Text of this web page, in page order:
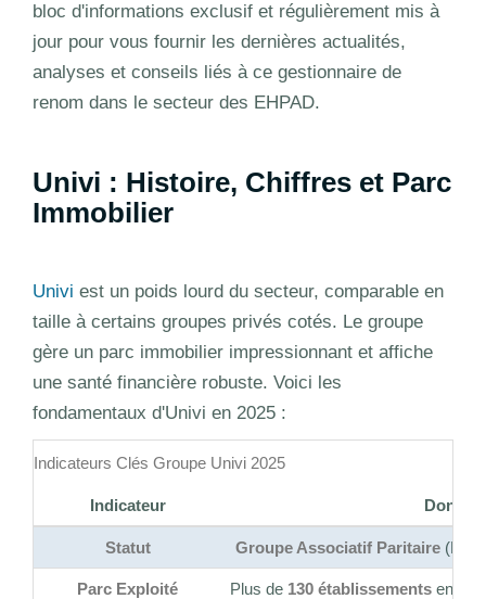
bloc d'informations exclusif et régulièrement mis à
jour pour vous fournir les dernières actualités,
analyses et conseils liés à ce gestionnaire de
renom dans le secteur des EHPAD.
Univi : Histoire, Chiffres et Parc
Immobilier
Univi est un poids lourd du secteur, comparable en
taille à certains groupes privés cotés. Le groupe
gère un parc immobilier impressionnant et affiche
une santé financière robuste. Voici les
fondamentaux d'Univi en 2025 :
Indicateurs Clés Groupe Univi 2025
Indicateur
Statut Groupe Associatif Paritaire (Non
Parc Exploité Plus de 130 établissements en